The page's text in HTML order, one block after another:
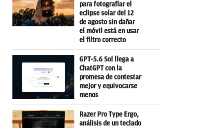
para fotografiar el
eclipse solar del 12
de agosto sin dañar
el móvil está en usar
el filtro correcto
GPT-5.6 Sol llega a
ChatGPT con la
promesa de contestar
mejor y equivocarse
menos
Razer Pro Type Ergo,
análisis de un teclado